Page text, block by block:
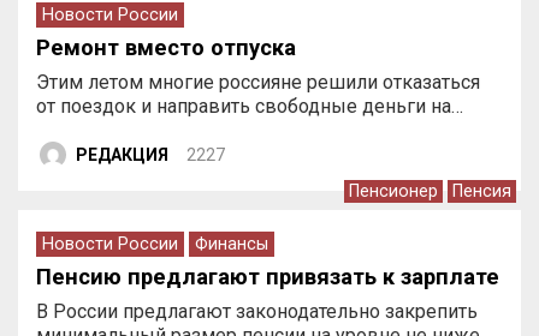
Новости России
Ремонт вместо отпуска
Этим летом многие россияне решили отказаться
от поездок и направить свободные деньги на…
РЕДАКЦИЯ 2227
Пенсионер Пенсия
Новости России Финансы
Пенсию предлагают привязать к зарплате
В России предлагают законодательно закрепить